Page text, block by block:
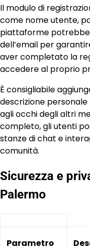
Il modulo di
come nome utente,
piattaforme
dell’email per
aver completato la
accedere al proprio
È consigliabile
descrizione
agli occhi degli altri
completo, gli utenti
stanze di chat e
comunità.
Sicurezza e
Palermo
Parametro